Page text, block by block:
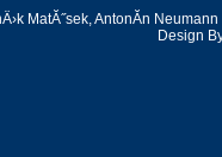
MatĂ˝sek, AntonĂ­n
Design